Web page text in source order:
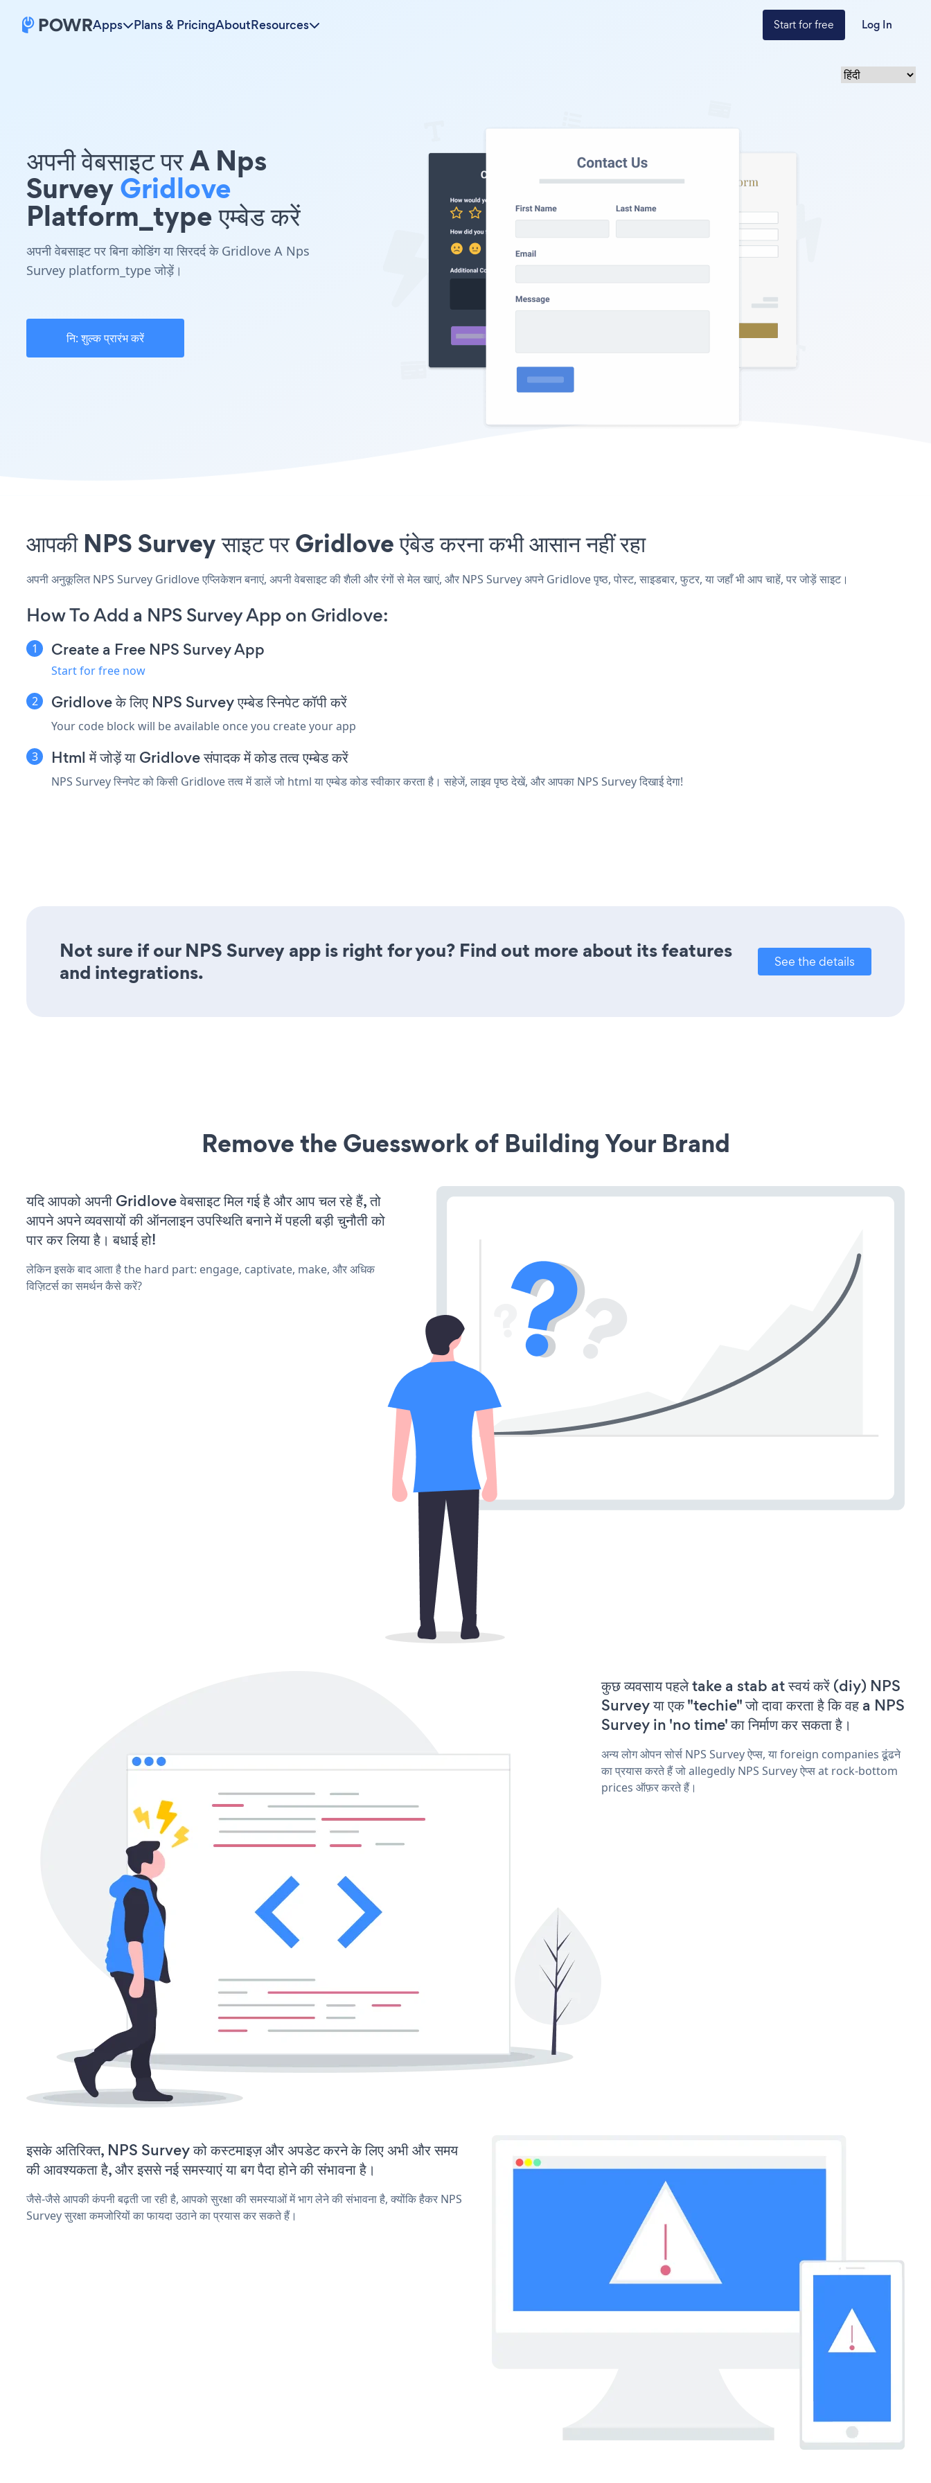
Apps Plans & PricingAboutResources Start for free Log In
अपनी वेबसाइट पर A Nps
SurveyGridlove
Platform_type एम्बेड करें
अपनी वेबसाइट पर बिना कोडिंग या सिरदर्द के Gridlove A Nps
Survey platform_type जोड़ें।
नि: शुल्क प्रारंभ करें
आपकी NPS Survey साइट पर Gridlove एंबेड करना कभी आसान नहीं रहा
अपनी अनुकूलित NPS Survey Gridlove एप्लिकेशन बनाएं, अपनी वेबसाइट की शैली और रंगों से मेल खाएं, और NPS Survey अपने Gridlove पृष्ठ, पोस्ट, साइडबार, फुटर, या जहाँ भी आप चाहें, पर जोड़ें साइट।
How To Add a NPS Survey App on Gridlove:
Create a Free NPS Survey App
Start for free now
Gridlove के लिए NPS Survey एम्बेड स्निपेट कॉपी करें
Your code block will be available once you create your app
Html में जोड़ें या Gridlove संपादक में कोड तत्व एम्बेड करें
NPS Survey स्निपेट को किसी Gridlove तत्व में डालें जो html या एम्बेड कोड स्वीकार करता है। सहेजें, लाइव पृष्ठ देखें, और आपका NPS Survey दिखाई देगा!
Not sure if our NPS Survey app is right for you? Find out more about its features
and integrations.
See the details
Remove the Guesswork of Building Your Brand
यदि आपको अपनी Gridlove वेबसाइट मिल गई है और आप चल रहे हैं, तो
आपने अपने व्यवसायों की ऑनलाइन उपस्थिति बनाने में पहली बड़ी चुनौती को
पार कर लिया है। बधाई हो!
लेकिन इसके बाद आता है the hard part: engage, captivate, make, और अधिक
विज़िटर्स का समर्थन कैसे करें?
कुछ व्यवसाय पहले take a stab at स्वयं करें (diy) NPS
Survey या एक "techie" जो दावा करता है कि वह a NPS
Survey in 'no time' का निर्माण कर सकता है।
अन्य लोग ओपन सोर्स NPS Survey ऐप्स, या foreign companies ढूंढने
का प्रयास करते हैं जो allegedly NPS Survey ऐप्स at rock-bottom
prices ऑफ़र करते हैं।
इसके अतिरिक्त, NPS Survey को कस्टमाइज़ और अपडेट करने के लिए अभी और समय
की आवश्यकता है, और इससे नई समस्याएं या बग पैदा होने की संभावना है।
जैसे-जैसे आपकी कंपनी बढ़ती जा रही है, आपको सुरक्षा की समस्याओं में भाग लेने की संभावना है, क्योंकि हैकर NPS
Survey सुरक्षा कमजोरियों का फायदा उठाने का प्रयास कर सकते हैं।